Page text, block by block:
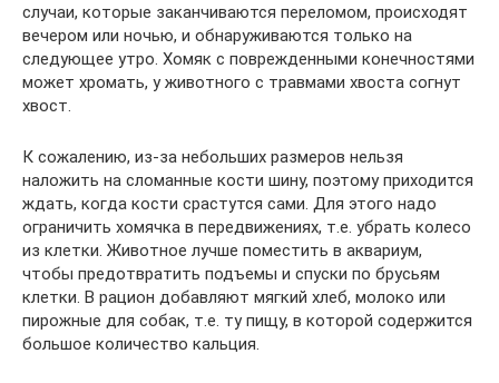
случаи, которые заканчиваются переломом, происходят
вечером или ночью, и обнаруживаются только на
следующее утро. Хомяк с поврежденными конечностями
может хромать, у животного с травмами хвоста согнут
хвост.
К сожалению, из-за небольших размеров нельзя
наложить на сломанные кости шину, поэтому приходится
ждать, когда кости срастутся сами. Для этого надо
ограничить хомячка в передвижениях, т.е. убрать колесо
из клетки. Животное лучше поместить в аквариум,
чтобы предотвратить подъемы и спуски по брусьям
клетки. В рацион добавляют мягкий хлеб, молоко или
пирожные для собак, т.е. ту пищу, в которой содержится
большое количество кальция.